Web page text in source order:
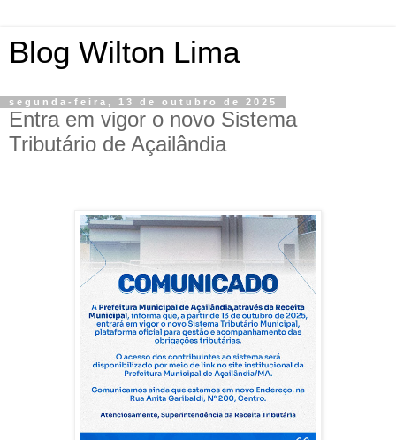
Blog Wilton Lima
segunda-feira, 13 de outubro de 2025
Entra em vigor o novo Sistema
Tributário de Açailândia